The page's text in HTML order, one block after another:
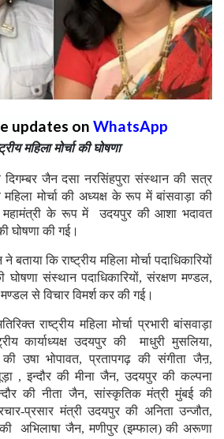
updates on WhatsApp
महिला मोर्चा की घोषणा
जैन दसा नरसिंहपुरा संस्थान की सत्र
मोर्चा की अध्यक्ष के रूप में बांसवाड़ा की
महामंत्री के रूप में उदयपुर की आशा भदावत
घोषणा की गई।
कि राष्ट्रीय महिला मोर्चा पदाधिकारियों
घोषणा संस्थान पदाधिकारियों, संरक्षण मण्डल,
से विचार विमर्श कर की गई।
राष्ट्रीय महिला मोर्चा प्रभारी बांसवाड़ा
कार्याध्यक्ष उदयपुर की माधुरी मुसलिया,
की उषा भोपावत, प्रतापगढ़ की संगीता जैऩ,
, इन्दौर की मीना जैन, उदयपुर की कल्पना
की नीता जैन, सांस्कृतिक मंत्री मुंबई की
प्रसार मंत्री उदयपुर की अनिता उन्जौत,
की अभिलाषा जैन, मणीपुर (इम्फाल) की अरूणा